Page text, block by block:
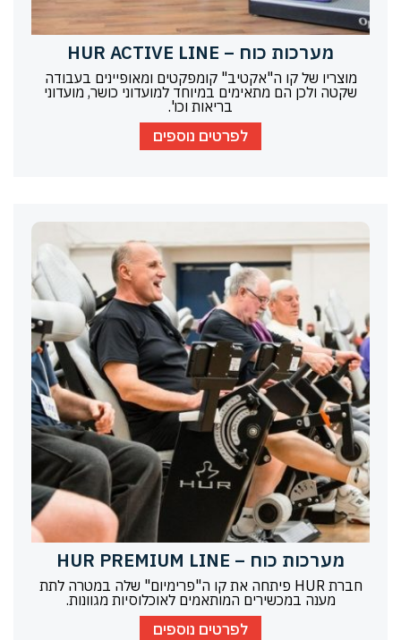
מערכות כוח – HUR ACTIVE LINE
מוצריו של קו ה"אקטיב" קומפקטים ומאופיינים בעבודה
שקטה ולכן הם מתאימים במיוחד למועדוני כושר, מועדוני
בריאות וכו'.
לפרטים נוספים
מערכות כוח – HUR PREMIUM LINE
חברת HUR פיתחה את קו ה"פרימיום" שלה במטרה לתת
מענה במכשירים המותאמים לאוכלוסיות מגוונות.
לפרטים נוספים